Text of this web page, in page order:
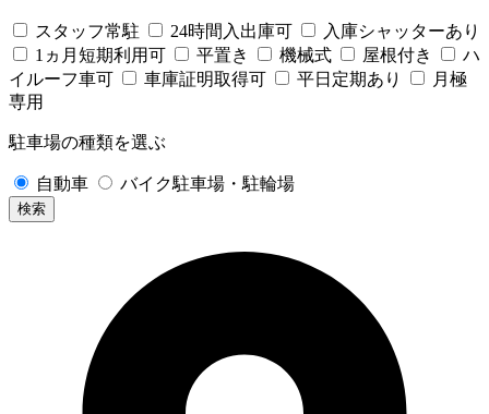
スタッフ常駐 24時間入出庫可
入庫シャッターあり
1ヵ月短期利用可
平置き 機械式 屋根付き
ハ
イルーフ車可
車庫証明取得可 平日定期あり
月極
専用
駐車場の種類を選ぶ
自動車 バイク駐車場・駐輪場
検索